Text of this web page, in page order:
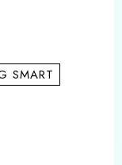
SMART